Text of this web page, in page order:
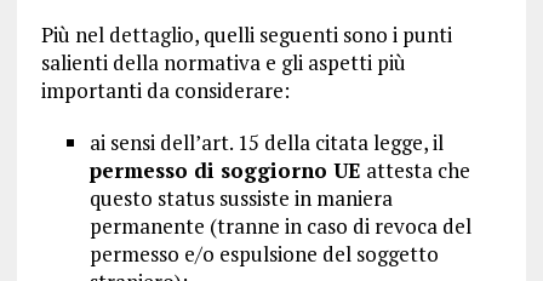
Più nel dettaglio, quelli seguenti sono i punti
salienti della normativa e gli aspetti più
importanti da considerare:
ai sensi dell’art. 15 della citata legge, il
permesso di soggiorno UE attesta che
questo status sussiste in maniera
permanente (tranne in caso di revoca del
permesso e/o espulsione del soggetto